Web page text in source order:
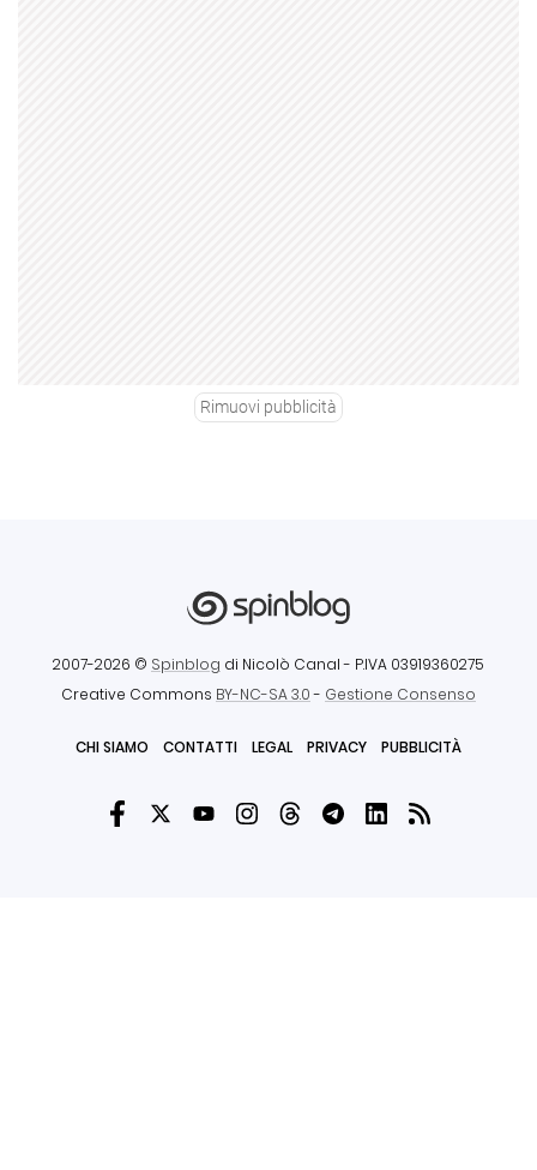
Rimuovi pubblicità
2007-2026 © Spinblog di Nicolò Canal - P.IVA 03919360275
Creative Commons BY-NC-SA 3.0- Gestione Consenso
CHI SIAMO CONTATTI LEGAL PRIVACY PUBBLICITÀ